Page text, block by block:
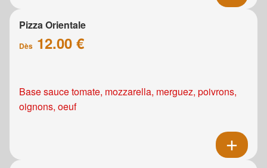
Pizza Orientale
Dès 12.00 €
Base sauce tomate, mozzarella, merguez, poivrons,
oignons, oeuf